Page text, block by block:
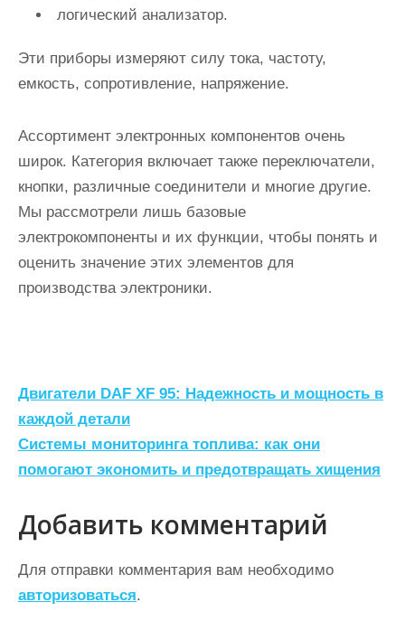
логический анализатор.
Эти приборы измеряют силу тока, частоту,
емкость, сопротивление, напряжение.
Ассортимент электронных компонентов очень
широк. Категория включает также переключатели,
кнопки, различные соединители и многие другие.
Мы рассмотрели лишь базовые
электрокомпоненты и их функции, чтобы понять и
оценить значение этих элементов для
производства электроники.
Н
а
в
и
г
а
ц
и
Двигатели DAF XF 95: Надежность и мощность в
каждой детали
Системы мониторинга топлива: как они
помогают экономить и предотвращать хищения
Добавить комментарий
Для отправки комментария вам необходимо
авторизоваться.